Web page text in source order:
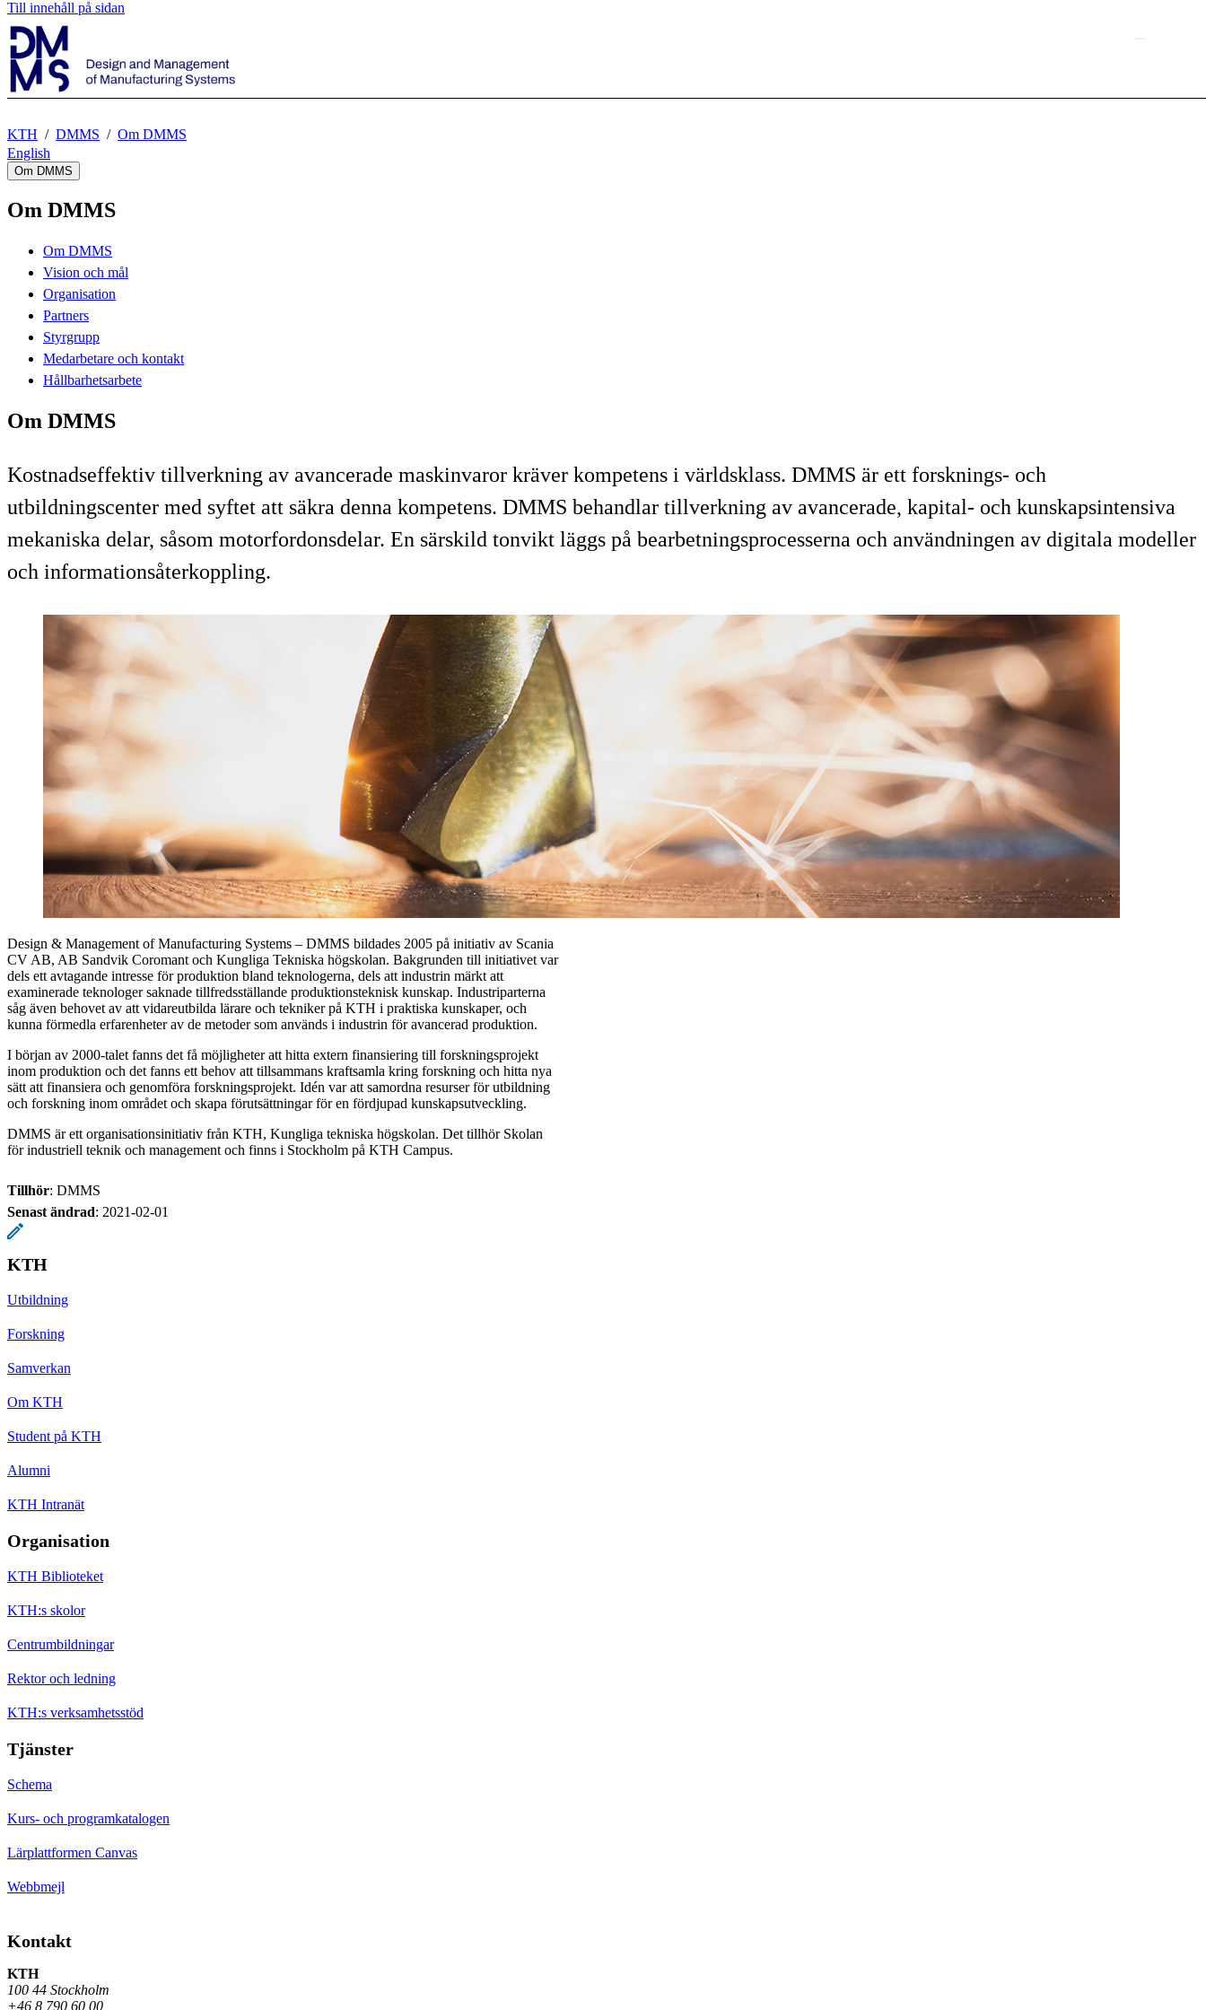
Till innehåll på sidan
KTH DMMS
Om DMMS
English
Om DMMS
Om DMMS
Om DMMS
Vision och mål
Organisation
Partners
Styrgrupp
Medarbetare och kontakt
Hållbarhetsarbete
Om DMMS
Kostnadseffektiv tillverkning av avancerade maskinvaror kräver kompetens i världsklass. DMMS är ett forsknings- och
utbildningscenter med syftet att säkra denna kompetens. DMMS behandlar tillverkning av avancerade, kapital- och kunskapsintensiva
mekaniska delar, såsom motorfordonsdelar. En särskild tonvikt läggs på bearbetningsprocesserna och användningen av digitala modeller
och informationsåterkoppling.
Design & Management of Manufacturing Systems – DMMS bildades 2005 på initiativ av Scania
CV AB, AB Sandvik Coromant och Kungliga Tekniska högskolan. Bakgrunden till initiativet var
dels ett avtagande intresse för produktion bland teknologerna, dels att industrin märkt att
examinerade teknologer saknade tillfredsställande produktionsteknisk kunskap. Industriparterna
såg även behovet av att vidareutbilda lärare och tekniker på KTH i praktiska kunskaper, och
kunna förmedla erfarenheter av de metoder som används i industrin för avancerad produktion.
I början av 2000-talet fanns det få möjligheter att hitta extern finansiering till forskningsprojekt
inom produktion och det fanns ett behov att tillsammans kraftsamla kring forskning och hitta nya
sätt att finansiera och genomföra forskningsprojekt. Idén var att samordna resurser för utbildning
och forskning inom området och skapa förutsättningar för en fördjupad kunskapsutveckling.
DMMS är ett organisationsinitiativ från KTH, Kungliga tekniska högskolan. Det tillhör Skolan
för industriell teknik och management och finns i Stockholm på KTH Campus.
Tillhör: DMMS
Senast ändrad: 2021-02-01
KTH
Utbildning
Forskning
Samverkan
Om KTH
Student på KTH
Alumni
KTH Intranät
Organisation
KTH Biblioteket
KTH:s skolor
Centrumbildningar
Rektor och ledning
KTH:s verksamhetsstöd
Tjänster
Schema
Kurs- och programkatalogen
Lärplattformen Canvas
Webbmejl
Kontakt
KTH
100 44 Stockholm
+46 8 790 60 00